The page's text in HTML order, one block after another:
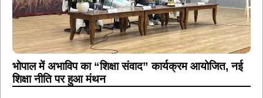
भोपाल में अभाविप का “शिक्षा संवाद” कार्यक्रम आयोजित, नई
शिक्षा नीति पर हुआ मंथन